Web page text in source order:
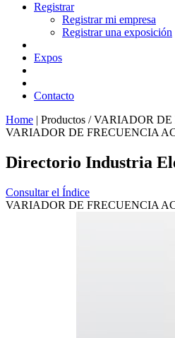
Registrar
Registrar mi empresa
Registrar una exposición
Expos
Contacto
Home | Productos / VARIADOR
VARIADOR DE FRECUENCIA
Directorio Industria
Consultar el Índice
VARIADOR DE FRECUENCIA